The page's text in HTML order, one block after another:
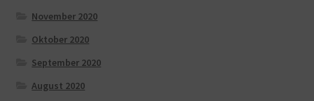
November 2020
Oktober 2020
September 2020
August 2020